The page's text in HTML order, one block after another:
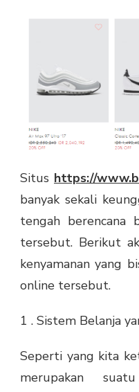
Situs https://
banyak sekali
tengah berencana
tersebut. Berikut
kenyamanan yang
online tersebut.
1 . Sistem Belanja
Seperti yang kita
merupakan